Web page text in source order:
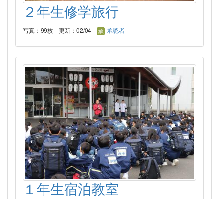
２年生修学旅行
写真：99枚 更新：02/04 承認者
１年生宿泊教室